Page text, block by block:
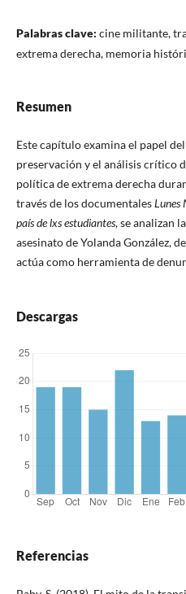
Palabras clave: cine militante,
extrema derecha, memoria
Resumen
Este capítulo examina el papel
preservación y el análisis crítico
política de extrema derecha
través de los documentalesLunes
país de lxs estudiantes, se analizan
asesinato de Yolanda González,
actúa como herramienta de
Descargas
Referencias